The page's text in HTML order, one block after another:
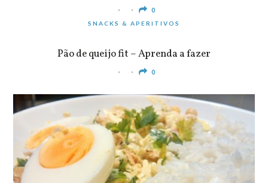
0
SNACKS & APERITIVOS
Pão de queijo fit – Aprenda a fazer
0